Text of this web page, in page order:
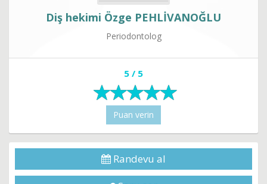
Diş hekimi Özge PEHLİVANOĞLU
Periodontolog
5 / 5
Puan verin
Randevu al